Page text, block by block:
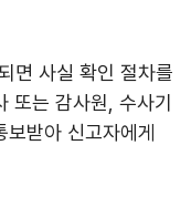
면 사실 확인 절차를
또는 감사원, 수사기
받아 신고자에게